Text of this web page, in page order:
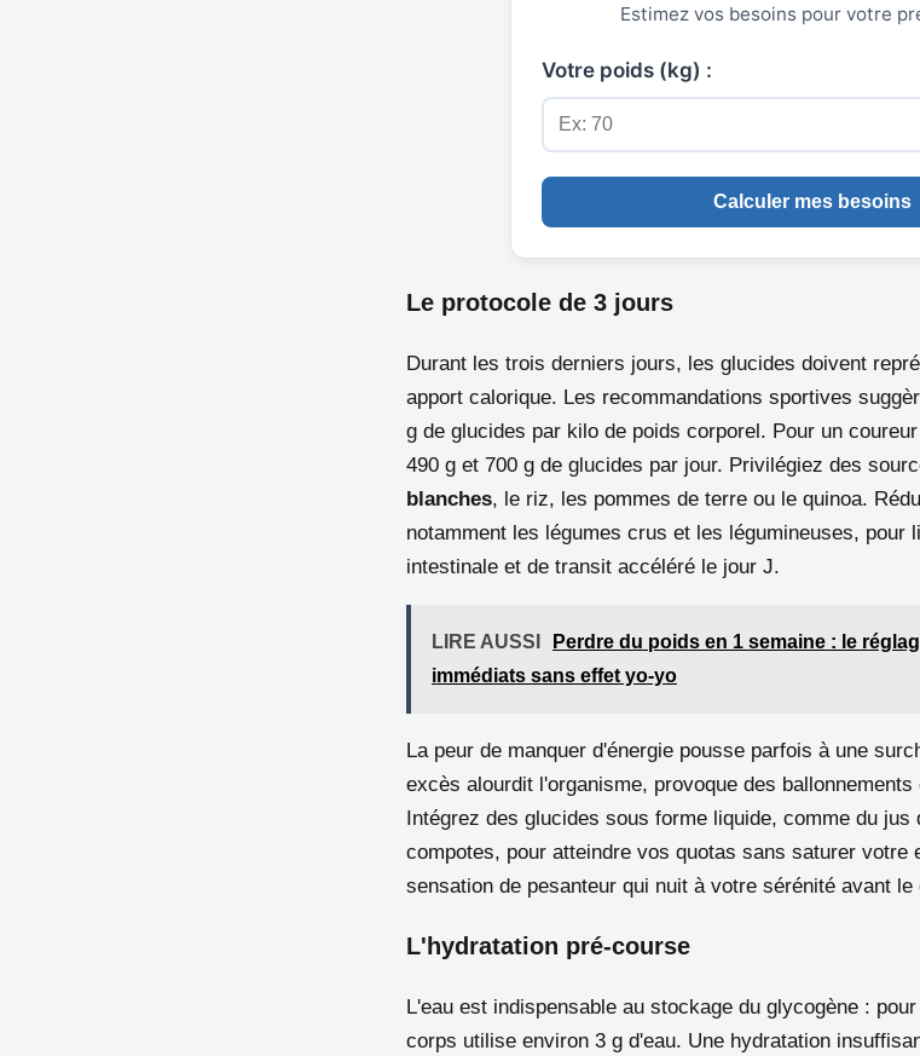
Estimez vos besoins pour votre
Votre poids (kg) :
Calculer mes besoins
Le protocole de 3 jours
Durant les trois derniers jours, les glucides doivent
apport calorique. Les recommandations sportives
g de glucides par kilo de poids corporel. Pour un
490 g et 700 g de glucides par jour. Privilégiez des
blanches, le riz, les pommes de terre ou le quinoa.
notamment les légumes crus et les légumineuses, pour
intestinale et de transit accéléré le jour J.
LIRE AUSSI
Perdre du poids en 1 semaine : le
immédiats sans effet yo-yo
La peur de manquer d'énergie pousse parfois à une
excès alourdit l'organisme, provoque des
Intégrez des glucides sous forme liquide, comme du jus
compotes, pour atteindre vos quotas sans saturer votre
sensation de pesanteur qui nuit à votre sérénité avant le
L'hydratation pré-course
L'eau est indispensable au stockage du glycogène :
corps utilise environ 3 g d'eau. Une hydratation